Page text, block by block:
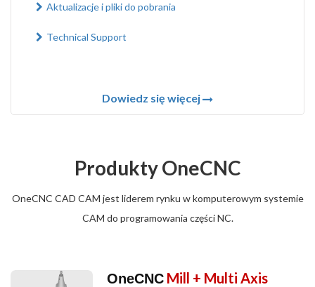
Aktualizacje i pliki do pobrania
Technical Support
Dowiedz się więcej
Produkty OneCNC
OneCNC CAD CAM jest liderem rynku w komputerowym systemie
CAM do programowania części NC.
OneCNC Mill + Multi Axis